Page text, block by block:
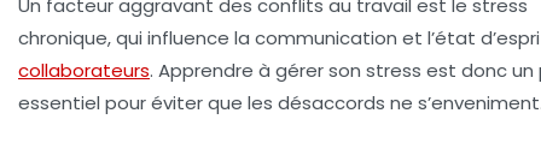
Un facteur aggravant des conflits au travail est le stress
chronique, qui influence la communication et l’état
collaborateurs. Apprendre à gérer son stress est donc un
essentiel pour éviter que les désaccords ne